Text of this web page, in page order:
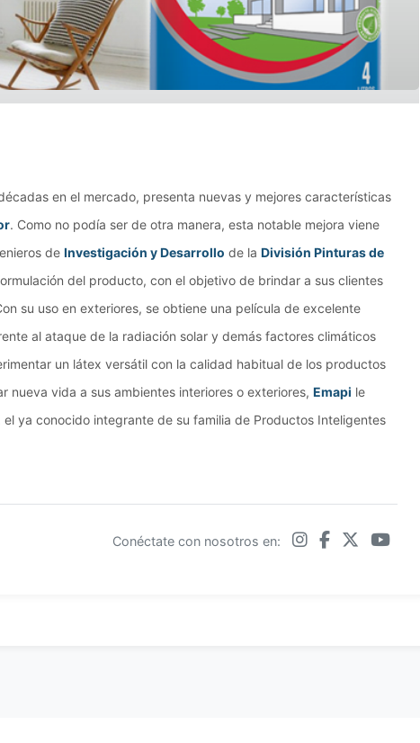
en el mercado, presenta nuevas y mejores características
. Como no podía ser de otra manera, esta notable mejora viene
de Investigación y Desarrollo de la División Pinturas de
del producto, con el objetivo de brindar a sus clientes
su uso en exteriores, se obtiene una película de excelente
al ataque de la radiación solar y demás factores climáticos
un látex versátil con la calidad habitual de los productos
nueva vida a sus ambientes interiores o exteriores, Emapi le
el ya conocido integrante de su familia de Productos Inteligentes
Conéctate con nosotros en: